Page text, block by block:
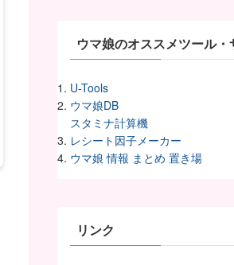
ウマ娘のオススメツール・
U-Tools
ウマ娘DB
スタミナ計算機
レシート因子メーカー
ウマ娘 情報 まとめ 置き場
リンク